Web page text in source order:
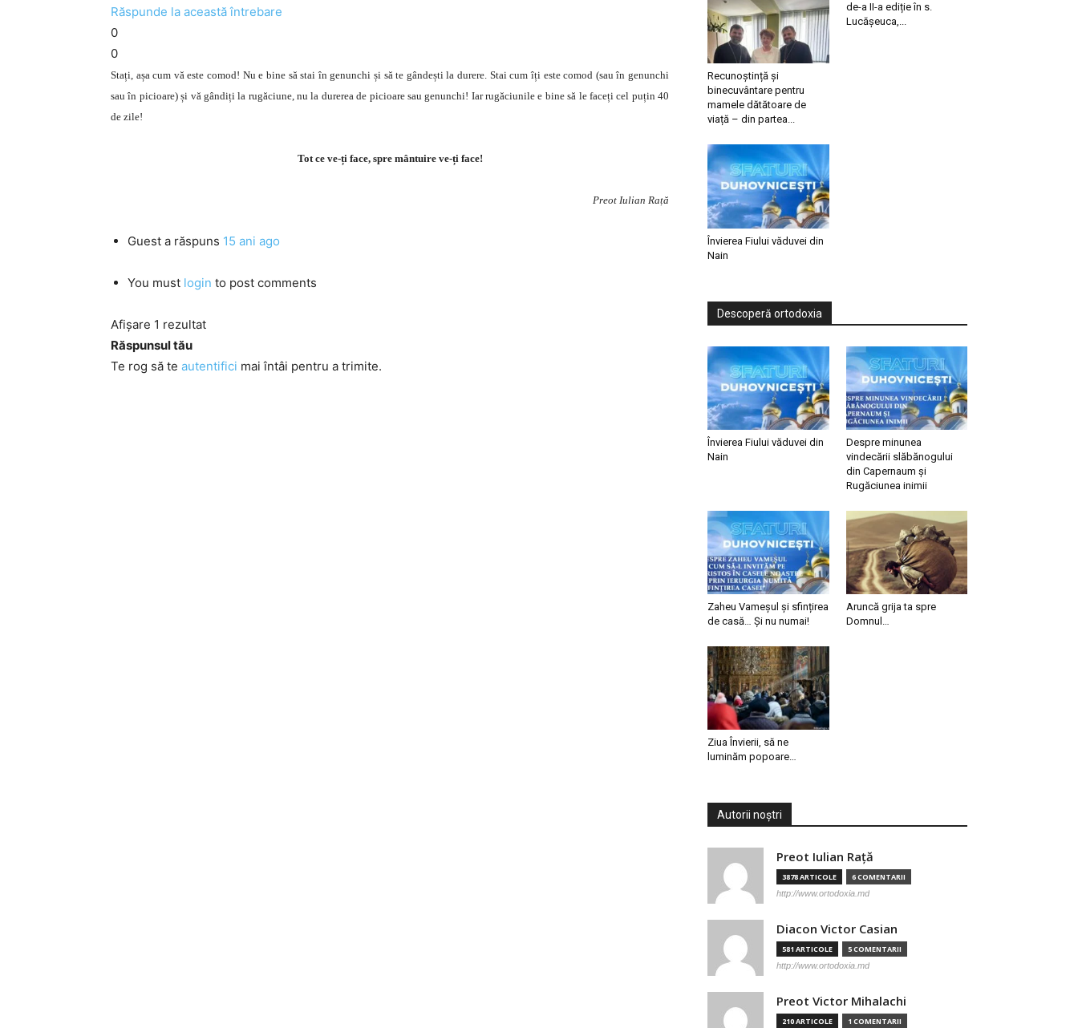
Răspunde la această întrebare
0
0
Stați, așa cum vă este comod! Nu e bine să stai în genunchi și să te gândești la durere. Stai cum îți este comod (sau în genunchi
sau în picioare) și vă gândiți la rugăciune, nu la durerea de picioare sau genunchi! Iar rugăciunile e bine să le faceți cel puțin 40
de zile!
Tot ce ve-ți face, spre mântuire ve-ți face!
Preot Iulian Rață
Guest a răspuns 15 ani ago
You must login to post comments
Afișare 1 rezultat
Răspunsul tău
Te rog să te autentifici mai întâi pentru a trimite.
Recunoștință și
binecuvântare pentru
mamele dătătoare de
viață – din partea...
de-a II-a ediție în s.
Lucășeuca,...
Învierea Fiului văduvei din
Nain
Descoperă ortodoxia
Învierea Fiului văduvei din
Nain
Despre minunea
vindecării slăbănogului
din Capernaum și
Rugăciunea inimii
Zaheu Vameșul și sfințirea
de casă… Și nu numai!
Aruncă grija ta spre
Domnul…
Ziua Învierii, să ne
luminăm popoare…
Autorii noștri
Preot Iulian Raţă
3878 ARTICOLE 6 COMENTARII
http://www.ortodoxia.md
Diacon Victor Casian
581 ARTICOLE 5 COMENTARII
http://www.ortodoxia.md
Preot Victor Mihalachi
210 ARTICOLE 1 COMENTARII